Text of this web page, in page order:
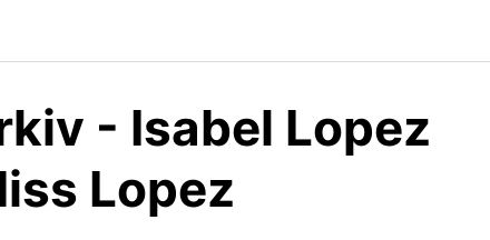
- Isabel Lopez
Lopez